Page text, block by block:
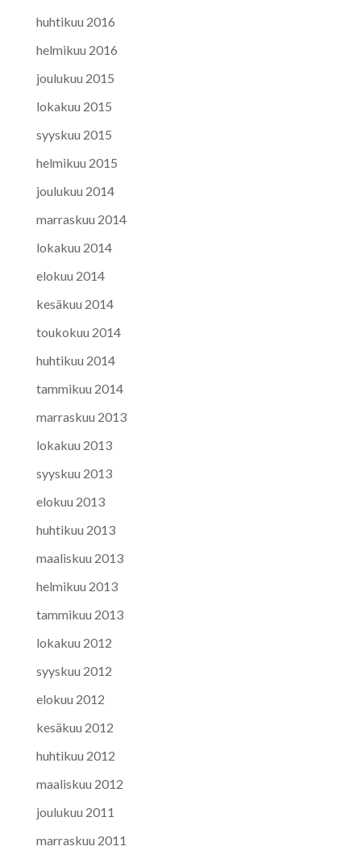
huhtikuu 2016
helmikuu 2016
joulukuu 2015
lokakuu 2015
syyskuu 2015
helmikuu 2015
joulukuu 2014
marraskuu 2014
lokakuu 2014
elokuu 2014
kesäkuu 2014
toukokuu 2014
huhtikuu 2014
tammikuu 2014
marraskuu 2013
lokakuu 2013
syyskuu 2013
elokuu 2013
huhtikuu 2013
maaliskuu 2013
helmikuu 2013
tammikuu 2013
lokakuu 2012
syyskuu 2012
elokuu 2012
kesäkuu 2012
huhtikuu 2012
maaliskuu 2012
joulukuu 2011
marraskuu 2011